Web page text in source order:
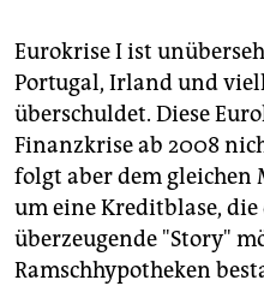
Eurokrise I ist
Portugal, Irland und
überschuldet. Diese
Finanzkrise ab 2008
folgt aber dem gleichen
um eine Kreditblase,
überzeugende "Story"
Ramschhypotheken